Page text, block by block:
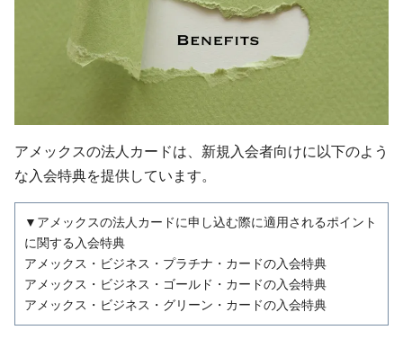
アメックスの法人カードは、新規入会者向けに以下のよう
な入会特典を提供しています。
▼アメックスの法人カードに申し込む際に適用されるポイント
に関する入会特典
アメックス・ビジネス・プラチナ・カードの入会特典
アメックス・ビジネス・ゴールド・カードの入会特典
アメックス・ビジネス・グリーン・カードの入会特典